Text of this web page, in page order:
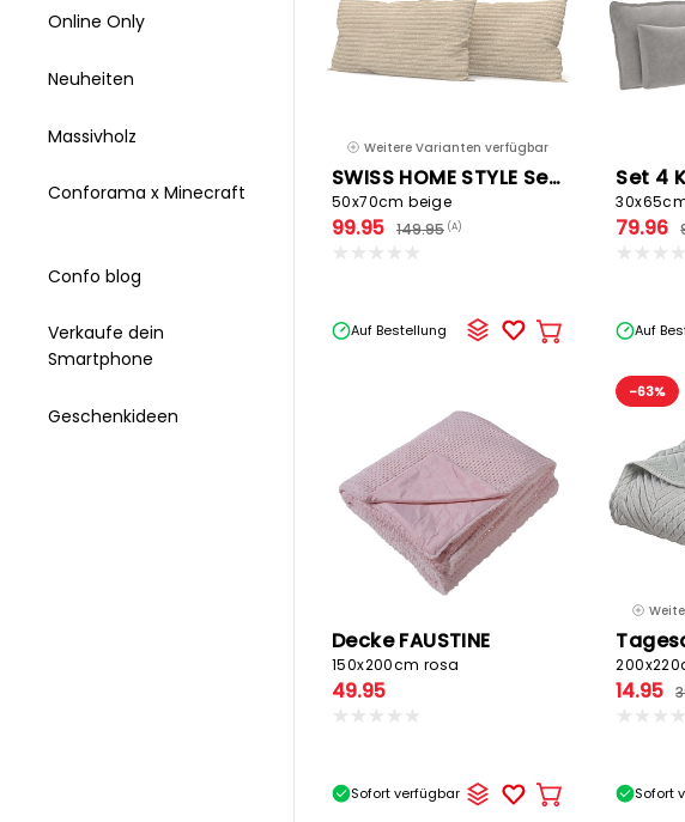
Online Only
Neuheiten
Massivholz
Conforama x Minecraft
Confo blog
Verkaufe dein
Smartphone
Geschenkideen
Weitere Varianten verfügbar
SWISS HOME STYLE Set 2 Kissen AMBER
50x70cm beige
99.95 149.95 (A)
Auf Bestellung In
Warenkorb
Set 4
79.96
Auf
Decke FAUSTINE
150x200cm rosa
49.95
Sofort verfügbar In
-63%
14.95
Sofort